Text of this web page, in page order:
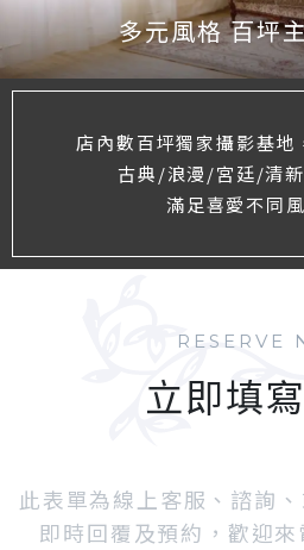
多元風格 百坪
店內數百坪獨家攝影基地
古典/浪漫/宮廷/清
滿足喜愛不同
RESERVE
立即填
此表單為線上客服、諮詢
即時回覆及預約，歡迎